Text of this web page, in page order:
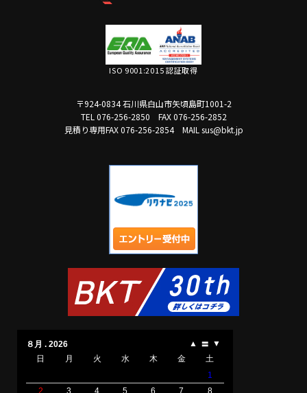
ISO 9001:2015 認証取得
〒924-0834 石川県白山市矢頃島町1001-2
TEL 076-256-2850
FAX 076-256-2852
見積り専用FAX 076-256-2854
MAIL sus@bkt.jp